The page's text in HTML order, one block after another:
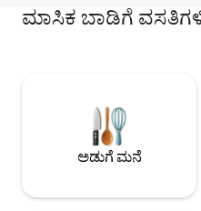
ಮಾಸಿಕ ಬಾಡಿಗೆ
ಅಡುಗೆ ಮನೆ